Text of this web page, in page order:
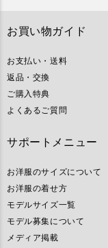
お買い物ガイド
お支払い・送料
返品・交換
ご購入特典
よくあるご質問
サポートメニュー
お洋服のサイズについて
お洋服の着せ方
モデルサイズ一覧
モデル募集について
メディア掲載